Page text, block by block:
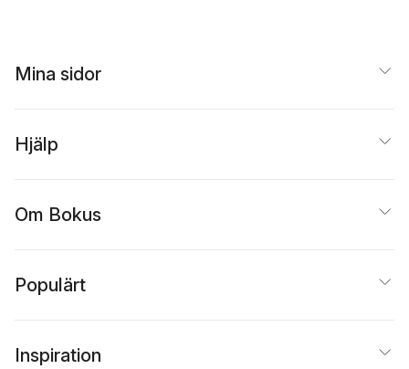
Mina sidor
Hjälp
Om Bokus
Populärt
Inspiration